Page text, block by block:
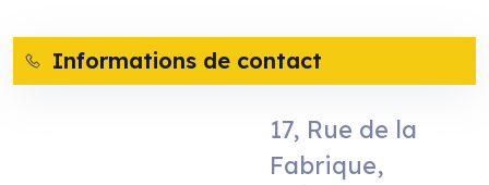
Informations de contact
17, Rue de la
Fabrique,